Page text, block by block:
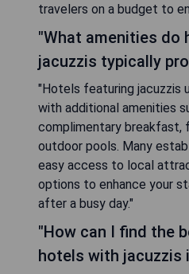
travelers on a budget to
"What amenities do
jacuzzis typically
"Hotels featuring jacuzzis
with additional amenities
complimentary breakfast,
outdoor pools. Many
easy access to local
options to enhance your
after a busy day."
"How can I find the
hotels with jacuzzis